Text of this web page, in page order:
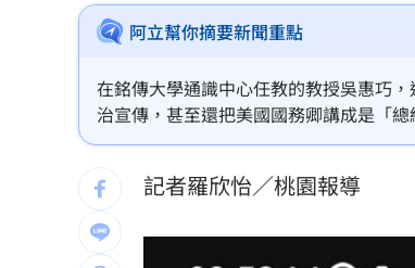
月薪3萬多怎麼活下去？過來人
大咖歌后花蓮度假3天 喊話巧
繞違停貨車遭撞！嘉義婦慘死姪
新濠建設單日狂掃5點 風佑築
阿立幫你摘要新聞重點
在銘傳大學通識中心任教的教授吳惠巧
治宣傳，甚至還把美國國務卿講成是「
欽也痛批，吳惠巧醜化美國和台灣來彰
記者羅欣怡／桃園報導